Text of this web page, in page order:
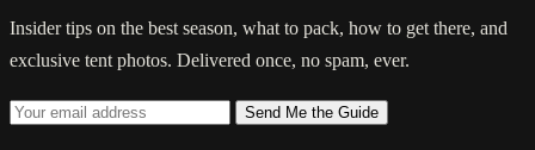
Insider tips on the best season, what to pack, how to get there, and
exclusive tent photos. Delivered once, no spam, ever.
Send Me the Guide